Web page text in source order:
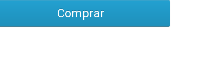
Comprar